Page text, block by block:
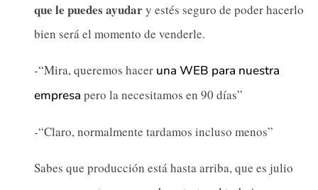
que le puedes ayudary estés seguro de poder hacerlo
bien será el momento de venderle.
-“Mira, queremos hacer una WEB para nuestra
empresa pero la necesitamos en 90 días”
-“Claro, normalmente tardamos incluso menos”
Sabes que producción está hasta arriba, que es julio